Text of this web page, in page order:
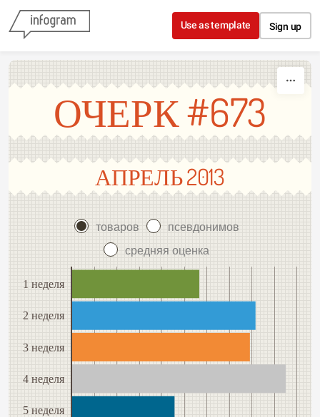
Skip to content
Use as template Sign up
ОЧЕРК #673
АПРЕЛЬ 2013
товаров
псевдонимов
средняя оценка
1 неделя
2 неделя
3 неделя
4 неделя
5 неделя